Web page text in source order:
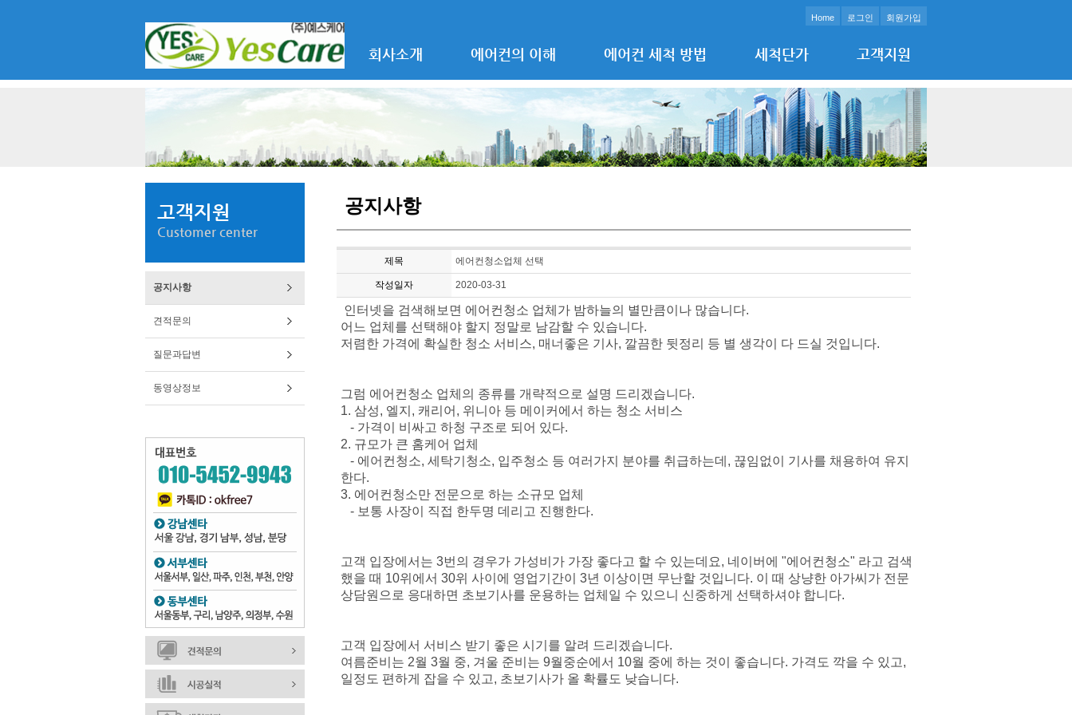
Home 로그인 회원가입
회사소개 에어컨의 이해 에어컨 세척 방법 세척단가 고객지원
고객지원
Customer center
공지사항
견적문의
질문과답변
동영상정보
공지사항
제목 에어컨청소업체 선택
작성일자 2020-03-31
인터넷을 검색해보면 에어컨청소 업체가 밤하늘의 별만큼이나 많습니다.
어느 업체를 선택해야 할지 정말로 남감할 수 있습니다.
저렴한 가격에 확실한 청소 서비스, 매너좋은 기사, 깔끔한 뒷정리 등 별 생각이 다 드실 것입니다.
그럼 에어컨청소 업체의 종류를 개략적으로 설명 드리겠습니다.
1. 삼성, 엘지, 캐리어, 위니아 등 메이커에서 하는 청소 서비스
- 가격이 비싸고 하청 구조로 되어 있다.
2. 규모가 큰 홈케어 업체
- 에어컨청소, 세탁기청소, 입주청소 등 여러가지 분야를 취급하는데, 끊임없이 기사를 채용하여 유지
한다.
3. 에어컨청소만 전문으로 하는 소규모 업체
- 보통 사장이 직접 한두명 데리고 진행한다.
고객 입장에서는 3번의 경우가 가성비가 가장 좋다고 할 수 있는데요, 네이버에 "에어컨청소" 라고 검색
했을 때 10위에서 30위 사이에 영업기간이 3년 이상이면 무난할 것입니다. 이 때 상냥한 아가씨가 전문
상담원으로 응대하면 초보기사를 운용하는 업체일 수 있으니 신중하게 선택하셔야 합니다.
고객 입장에서 서비스 받기 좋은 시기를 알려 드리겠습니다.
여름준비는 2월 3월 중, 겨울 준비는 9월중순에서 10월 중에 하는 것이 좋습니다. 가격도 깍을 수 있고,
일정도 편하게 잡을 수 있고, 초보기사가 올 확률도 낮습니다.